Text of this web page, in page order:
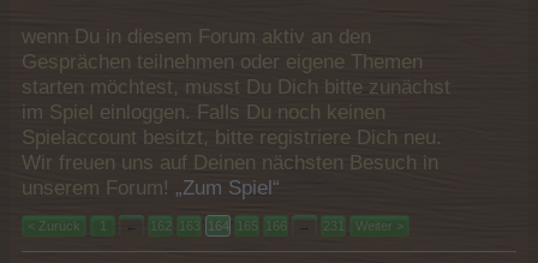
wenn Du in diesem Forum aktiv an den
Gesprächen teilnehmen oder eigene Themen
starten möchtest, musst Du Dich bitte zunächst
im Spiel einloggen. Falls Du noch keinen
Spielaccount besitzt, bitte registriere Dich neu.
Wir freuen uns auf Deinen nächsten Besuch in
unserem Forum! „Zum Spiel“
< Zurück 1 ← 162 163 164 165 166 → 231 Weiter >